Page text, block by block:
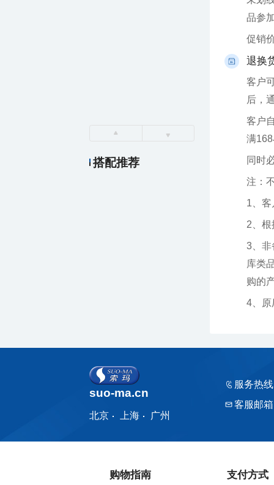
搭配推荐
品参
促销
退换
后，
满
同时
注：
1、
2、
购的
4、原
suo-ma.cn
北京 上海 广州
服务热
客服邮
购物指南 支付方式